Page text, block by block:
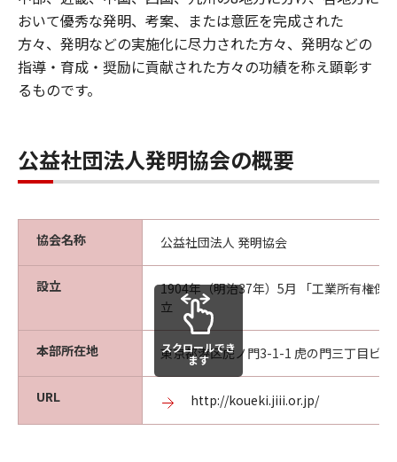
おいて優秀な発明、考案、または意匠を完成された
方々、発明などの実施化に尽力された方々、発明などの
指導・育成・奨励に貢献された方々の功績を称え顕彰す
るものです。
公益社団法人発明協会の概要
協会名称 公益社団法人 発明協会
設立
1904年（明治37年）5月 「工業所有権保
立
本部所在地 東京都港区虎ノ門3-1-1 虎の門三丁目ビル
URL http://koueki.jiii.or.jp/
スクロールでき
ます